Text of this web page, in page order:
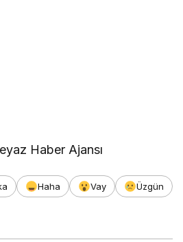
Haber Ajansı
Haha Vay
Üzgün